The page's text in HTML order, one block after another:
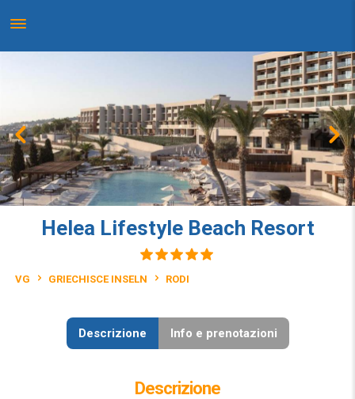
Helea Lifestyle Beach Resort
VG GRIECHISCE INSELN RODI
Descrizione Info e prenotazioni
Descrizione